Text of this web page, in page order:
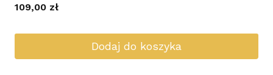
109,00 zł
Dodaj do koszyka